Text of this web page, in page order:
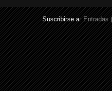
Suscribirse a:Entradas